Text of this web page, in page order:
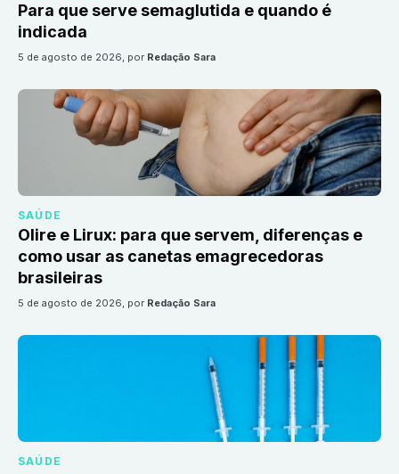
Para que serve semaglutida e quando é
indicada
5 de agosto de 2026, por Redação Sara
SAÚDE
Olire e Lirux: para que servem, diferenças e
como usar as canetas emagrecedoras
brasileiras
5 de agosto de 2026, por Redação Sara
SAÚDE